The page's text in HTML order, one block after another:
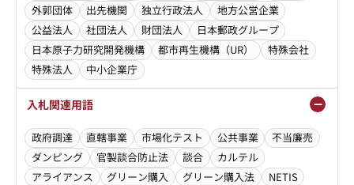
外郭団体
出先機関 独立行政法人
地方公営企業
公益法人
社団法人 財団法人
日本郵政グループ
日本原子力研究開発機構
都市再生機構（UR）
特殊会社
特殊法人
中小企業庁
入札関連用語
政府調達 直轄事業 市場化テスト 公共事業
不当廉売
ダンピング
官製談合防止法 談合
カルテル
アライアンス
グリーン購入 グリーン購入法
NETIS